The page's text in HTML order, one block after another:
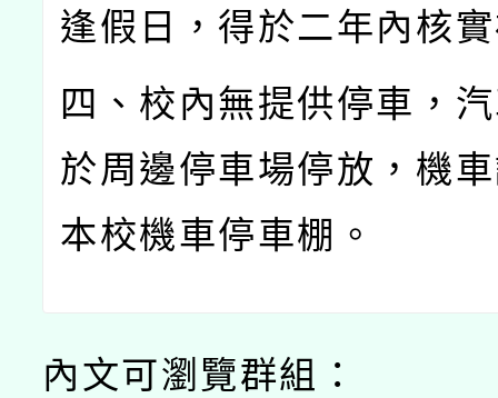
逢假日，得於二年內核
四、校內無提供停車，
於周邊停車場停放，機
本校機車停車棚。
內文可瀏覽群組：